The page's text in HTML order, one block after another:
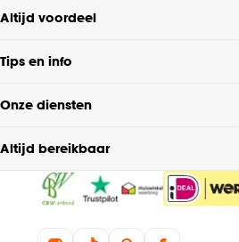
Altijd voordeel
Tips en info
Onze diensten
Altijd bereikbaar